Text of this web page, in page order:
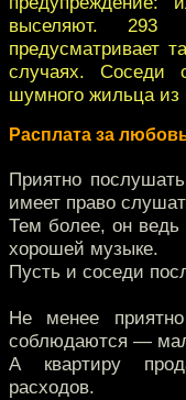
выселяют. 293
предусматривает
случаях. Соседи
шумного жильца из
Расплата за
Приятно
имеет право
Тем более, он ведь
хорошей музыке.
Пусть и соседи
Не менее
соблюдаются —
А квартиру
расходов.